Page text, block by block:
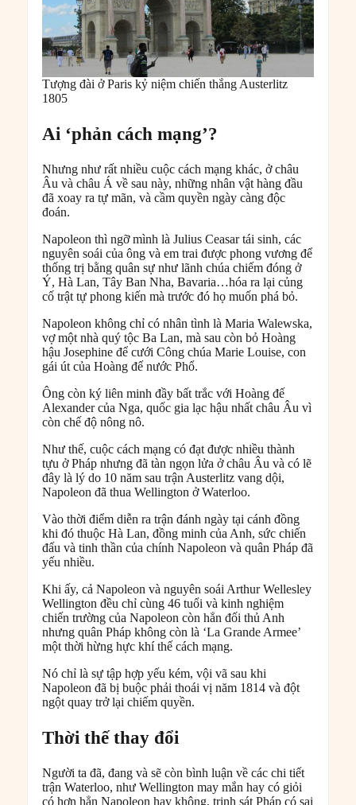
Tượng đài ở Paris kỷ niệm chiến thắng Austerlitz
1805
Ai ‘phản cách mạng’?
Nhưng như rất nhiều cuộc cách mạng khác, ở châu
Âu và châu Á về sau này, những nhân vật hàng đầu
đã xoay ra tự mãn, và cầm quyền ngày càng độc
đoán.
Napoleon thì ngỡ mình là Julius Ceasar tái sinh, các
nguyên soái của ông và em trai được phong vương để
thống trị bằng quân sự như lãnh chúa chiếm đóng ở
Ý, Hà Lan, Tây Ban Nha, Bavaria…hóa ra lại củng
cố trật tự phong kiến mà trước đó họ muốn phá bỏ.
Napoleon không chỉ có nhân tình là Maria Walewska,
vợ một nhà quý tộc Ba Lan, mà sau còn bỏ Hoàng
hậu Josephine để cưới Công chúa Marie Louise, con
gái út của Hoàng đế nước Phổ.
Ông còn ký liên minh đầy bất trắc với Hoàng đế
Alexander của Nga, quốc gia lạc hậu nhất châu Âu vì
còn chế độ nông nô.
Như thế, cuộc cách mạng có đạt được nhiều thành
tựu ở Pháp nhưng đã tàn ngọn lửa ở châu Âu và có lẽ
đây là lý do 10 năm sau trận Austerlitz vang dội,
Napoleon đã thua Wellington ở Waterloo.
Vào thời điểm diễn ra trận đánh ngày tại cánh đồng
khi đó thuộc Hà Lan, đồng minh của Anh, sức chiến
đấu và tinh thần của chính Napoleon và quân Pháp đã
yếu nhiều.
Khi ấy, cả Napoleon và nguyên soái Arthur Wellesley
Wellington đều chỉ cùng 46 tuổi và kinh nghiệm
chiến trường của Napoleon còn hẳn đối thủ Anh
nhưng quân Pháp không còn là ‘La Grande Armee’
một thời hừng hực khí thế cách mạng.
Nó chỉ là sự tập hợp yếu kém, vội vã sau khi
Napoleon đã bị buộc phải thoái vị năm 1814 và đột
ngột quay trở lại chiếm quyền.
Thời thế thay đổi
Người ta đã, đang và sẽ còn bình luận về các chi tiết
trận Waterloo, như Wellington may mắn hay có giỏi
có hơn hẳn Napoleon hay không, trinh sát Pháp có sai